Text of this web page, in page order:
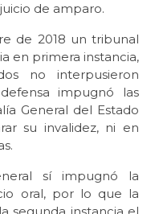
de amparo.
de 2018 un tribunal
en primera instancia,
no interpusieron
impugnó las
General del Estado
su invalidez, ni en
sí impugnó la
oral, por lo que la